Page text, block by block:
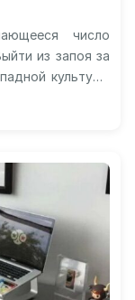
число
из запоя за
культуры